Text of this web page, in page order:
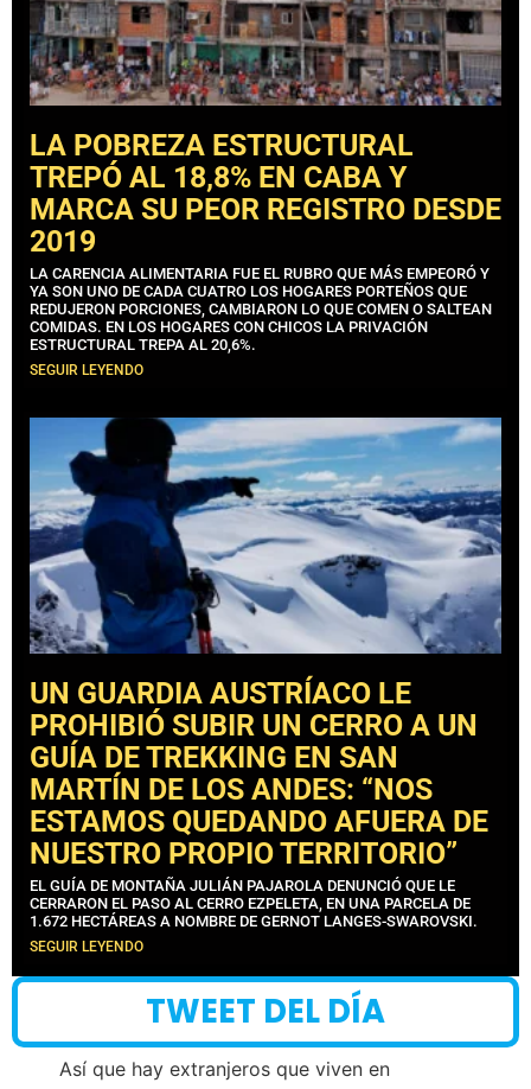
LA POBREZA ESTRUCTURAL
TREPÓ AL 18,8% EN CABA Y
MARCA SU PEOR REGISTRO DESDE
2019
LA CARENCIA ALIMENTARIA FUE EL RUBRO QUE MÁS EMPEORÓ Y
YA SON UNO DE CADA CUATRO LOS HOGARES PORTEÑOS QUE
REDUJERON PORCIONES, CAMBIARON LO QUE COMEN O SALTEAN
COMIDAS. EN LOS HOGARES CON CHICOS LA PRIVACIÓN
ESTRUCTURAL TREPA AL 20,6%.
SEGUIR LEYENDO
UN GUARDIA AUSTRÍACO LE
PROHIBIÓ SUBIR UN CERRO A UN
GUÍA DE TREKKING EN SAN
MARTÍN DE LOS ANDES: “NOS
ESTAMOS QUEDANDO AFUERA DE
NUESTRO PROPIO TERRITORIO”
EL GUÍA DE MONTAÑA JULIÁN PAJAROLA DENUNCIÓ QUE LE
CERRARON EL PASO AL CERRO EZPELETA, EN UNA PARCELA DE
1.672 HECTÁREAS A NOMBRE DE GERNOT LANGES-SWAROVSKI.
SEGUIR LEYENDO
TWEET DEL DÍA
Así que hay extranjeros que viven en